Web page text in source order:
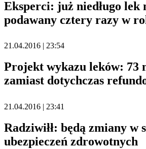
Eksperci: już niedługo lek
podawany cztery razy w
21.04.2016 | 23:54
Projekt wykazu leków: 73
zamiast dotychczas
21.04.2016 | 23:41
Radziwiłł: będą zmiany w
ubezpieczeń zdrowotnych